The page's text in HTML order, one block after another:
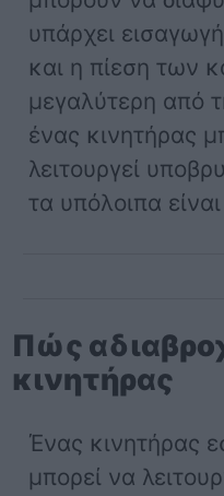
υπάρχει
και η πίεση των
μεγαλύτερη από
ένας κινητήρας
λειτουργεί
τα υπόλοιπα
Πώς
κινητήρας
Ένας κινητήρας
μπορεί να